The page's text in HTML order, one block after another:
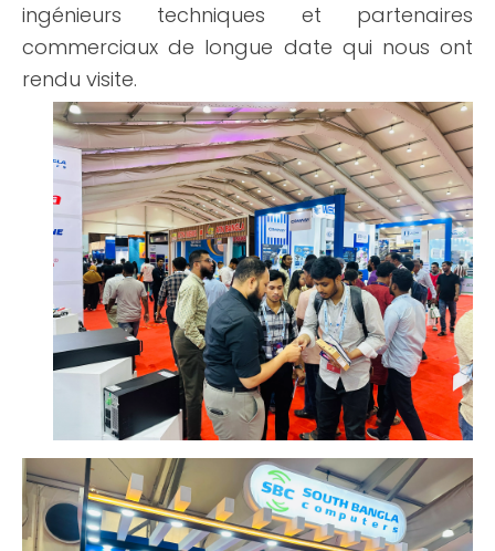
ingénieurs techniques et partenaires
commerciaux de longue date qui nous ont
rendu visite.